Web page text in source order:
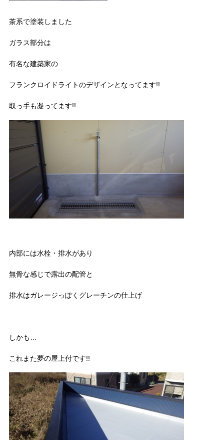
茶系で塗装しました
ガラス部分は
有名な建築家の
フランクロイドライトのデザインとなってます!!
取っ手も凝ってます!!
内部には水栓・排水があり
無骨な感じで露出の配管と
排水はガレージっぽくグレーチンの仕上げ
しかも…
これまた夢の屋上付です!!